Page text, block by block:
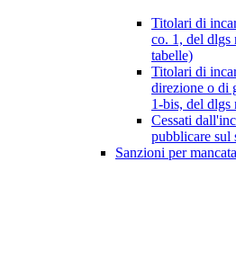
Titolari di
co. 1, del dlgs
tabelle)
Titolari di
direzione o di
1-bis, del dlgs
Cessati
pubblicare sul
Sanzioni per